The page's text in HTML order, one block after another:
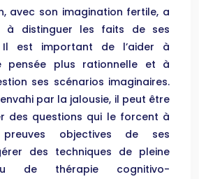
avec son imagination fertile, a
à distinguer les faits de ses
Il est important de l’aider à
pensée plus rationnelle et à
ses scénarios imaginaires.
envahi par la jalousie, il peut être
des questions qui le forcent à
objectives de ses
des techniques de pleine
de thérapie cognitivo-